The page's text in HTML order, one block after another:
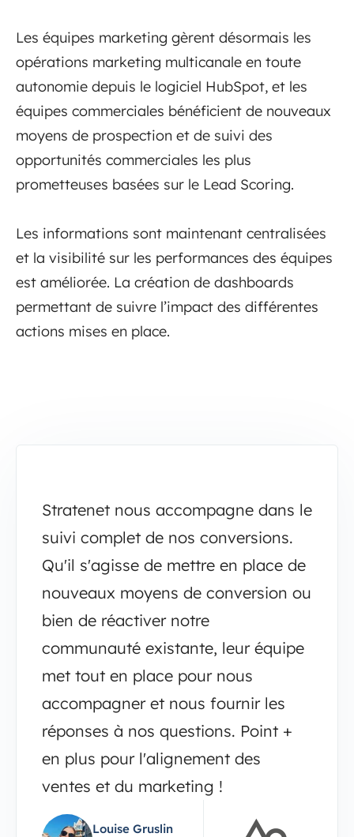
Les équipes marketing gèrent désormais les
opérations marketing multicanale en toute
autonomie depuis le logiciel HubSpot, et les
équipes commerciales bénéficient de nouveaux
moyens de prospection et de suivi des
opportunités commerciales les plus
prometteuses basées sur le Lead Scoring.
Les informations sont maintenant centralisées
et la visibilité sur les performances des équipes
est améliorée. La création de dashboards
permettant de suivre l’impact des différentes
actions mises en place.
Stratenet nous accompagne dans le
suivi complet de nos conversions.
Qu'il s'agisse de mettre en place de
nouveaux moyens de conversion ou
bien de réactiver notre
communauté existante, leur équipe
met tout en place pour nous
accompagner et nous fournir les
réponses à nos questions. Point +
en plus pour l'alignement des
ventes et du marketing !
Louise Gruslin